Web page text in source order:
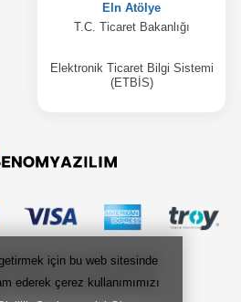
için bu web sitesinde
ederek çerez kullanımımızı
için bu web sitesinde
ederek çerez kullanımımızı
Eln Atölye
T.C. Ticaret Bakanlığı
Elektronik Ticaret Bilgi Sistemi
(ETBİS)